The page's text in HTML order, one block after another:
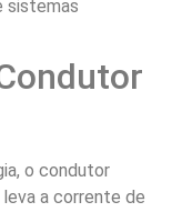
sistemas
o condutor
a corrente de